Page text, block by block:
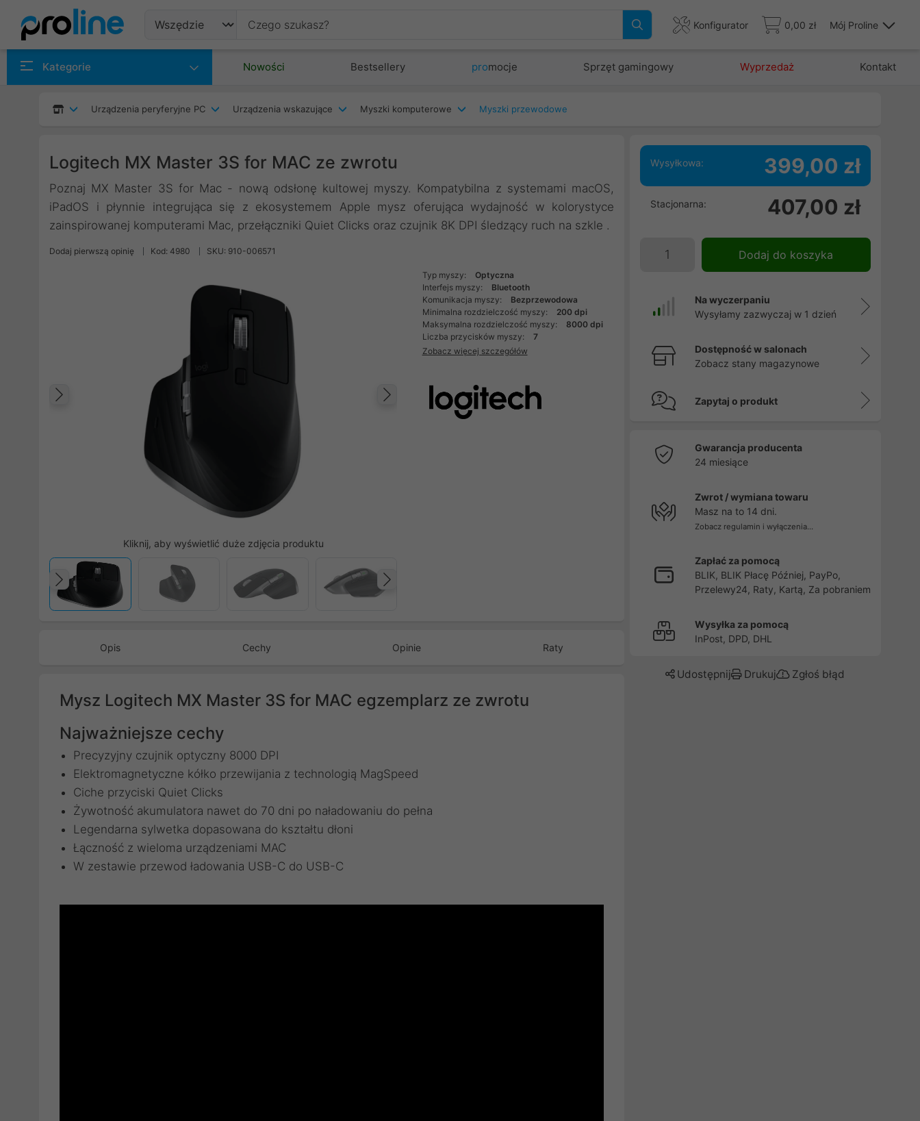
Konfigurator 0,00 zł Mój Proline
Kategorie Nowości Bestsellery promocje Sprzęt gamingowy Wyprzedaż Kontakt
Urządzenia peryferyjne PC Urządzenia wskazujące Myszki komputerowe Myszki przewodowe
Logitech MX Master 3S for MAC ze zwrotu
Poznaj MX Master 3S for Mac - nową odsłonę kultowej myszy. Kompatybilna z systemami macOS,
iPadOS i płynnie integrująca się z ekosystemem Apple mysz oferująca wydajność w kolorystyce
zainspirowanej komputerami Mac, przełączniki Quiet Clicks oraz czujnik 8K DPI śledzący ruch na szkle .
Dodaj pierwszą opinię Kod: 4980 SKU: 910-006571
Następny
Poprzedni
Kliknij, aby wyświetlić duże zdjęcia produktu
Poprzedni
Typ myszy:
Optyczna
Interfejs myszy:
Bluetooth
Komunikacja myszy:
Bezprzewodowa
Minimalna rozdzielczość myszy:
200 dpi
Maksymalna rozdzielczość myszy:
8000 dpi
Liczba przycisków myszy:
7
Zobacz więcej szczegółów
Opis Cechy Opinie Raty
Mysz Logitech MX Master 3S for MAC egzemplarz ze zwrotu
Najważniejsze cechy
Precyzyjny czujnik optyczny 8000 DPI
Elektromagnetyczne kółko przewijania z technologią MagSpeed
Ciche przyciski Quiet Clicks
Żywotność akumulatora nawet do 70 dni po naładowaniu do pełna
Legendarna sylwetka dopasowana do kształtu dłoni
Łączność z wieloma urządzeniami MAC
W zestawie przewod ładowania USB-C do USB-C
Wysyłkowa: 399,00 zł
Stacjonarna: 407,00 zł
Dodaj do koszyka
Na wyczerpaniu
Wysyłamy zazwyczaj w 1 dzień
Dostępność w salonach
Zobacz stany magazynowe
Zapytaj o produkt
Gwarancja producenta
24 miesiące
Zwrot / wymiana towaru
Masz na to 14 dni.
Zobacz regulamin i wyłączenia...
Zapłać za pomocą
BLIK, BLIK Płacę Później, PayPo,
Przelewy24, Raty, Kartą, Za pobraniem
Wysyłka za pomocą
InPost, DPD, DHL
Udostępnij Drukuj Zgłoś błąd